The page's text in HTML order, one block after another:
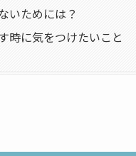
いためには？
時に気をつけたいこと